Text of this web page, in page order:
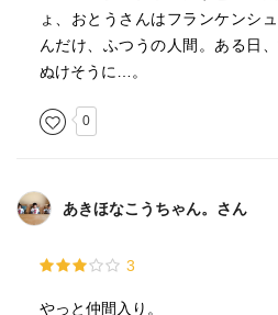
ょ、おとうさんはフランケンシ
んだけ、ふつうの人間。ある日
ぬけそうに…。
0
あきほなこうちゃん。さん
3
やっと仲間入り。